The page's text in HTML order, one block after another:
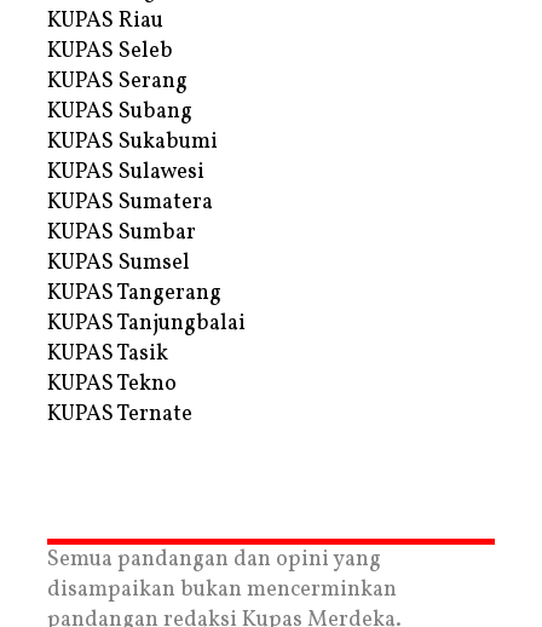
KUPAS Riau
KUPAS Seleb
KUPAS Serang
KUPAS Subang
KUPAS Sukabumi
KUPAS Sulawesi
KUPAS Sumatera
KUPAS Sumbar
KUPAS Sumsel
KUPAS Tangerang
KUPAS Tanjungbalai
KUPAS Tasik
KUPAS Tekno
KUPAS Ternate
Semua pandangan dan opini yang
disampaikan bukan mencerminkan
pandangan redaksi Kupas Merdeka.